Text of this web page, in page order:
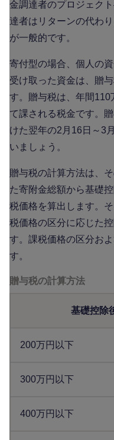
金調達者のプロジェク
達者はリターンの代わ
が一般的です。
寄付型の場合、個人の
受け取った資金は、贈
す。贈与税は、年間110
て課される税金です。
けた翌年の2月16日～3
いましょう。
贈与税の計算方法は、
た寄附金総額から基礎
税価格を算出します。
税価格の区分に応じた
す。課税価格の区分お
す。
贈与税の計算方法
基礎控除
200万円以下
300万円以下
400万円以下